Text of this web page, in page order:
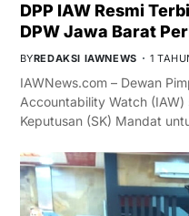
DPP IAW Resmi
DPW Jawa Barat
BYREDAKSI IAWNEWS 1
IAWNews.com – Dewan
Accountability Watch (IAW)
Keputusan (SK) Mandat